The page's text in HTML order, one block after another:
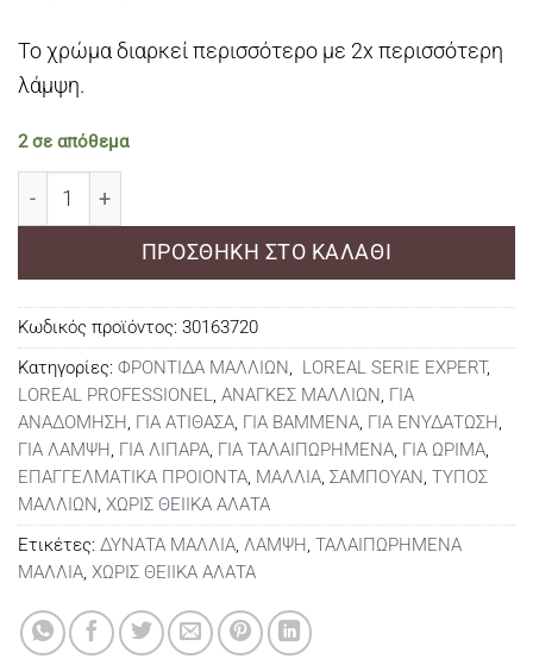
Το χρώμα διαρκεί περισσότερο με 2x περισσότερη
λάμψη.
2 σε απόθεμα
L΄Oreal Professionnel Serie Expert Metal Detox
ΠΡΟΣΘΉΚΗ ΣΤΟ ΚΑΛΆΘΙ
Κωδικός προϊόντος: 30163720
Κατηγορίες: ΦΡΟΝΤΙΔΑ ΜΑΛΛΙΩΝ, LOREAL SERIE EXPERT,
LOREAL PROFESSIONEL, ΑΝΑΓΚΕΣ ΜΑΛΛΙΩΝ, ΓΙΑ
ΑΝΑΔΟΜΗΣΗ, ΓΙΑ ΑΤΙΘΑΣΑ, ΓΙΑ ΒΑΜΜΕΝΑ, ΓΙΑ ΕΝΥΔΑΤΩΣΗ,
ΓΙΑ ΛΑΜΨΗ, ΓΙΑ ΛΙΠΑΡΑ, ΓΙΑ ΤΑΛΑΙΠΩΡΗΜΕΝΑ, ΓΙΑ ΩΡΙΜΑ,
ΕΠΑΓΓΕΛΜΑΤΙΚΑ ΠΡΟΙΟΝΤΑ, ΜΑΛΛΙΑ, ΣΑΜΠΟΥΑΝ, ΤΥΠΟΣ
ΜΑΛΛΙΩΝ, ΧΩΡΙΣ ΘΕΙΙΚΑ ΑΛΑΤΑ
Ετικέτες: ΔΥΝΑΤΑ ΜΑΛΛΙΑ, ΛΑΜΨΗ, ΤΑΛΑΙΠΩΡΗΜΕΝΑ
ΜΑΛΛΙΑ, ΧΩΡΙΣ ΘΕΙΙΚΑ ΑΛΑΤΑ